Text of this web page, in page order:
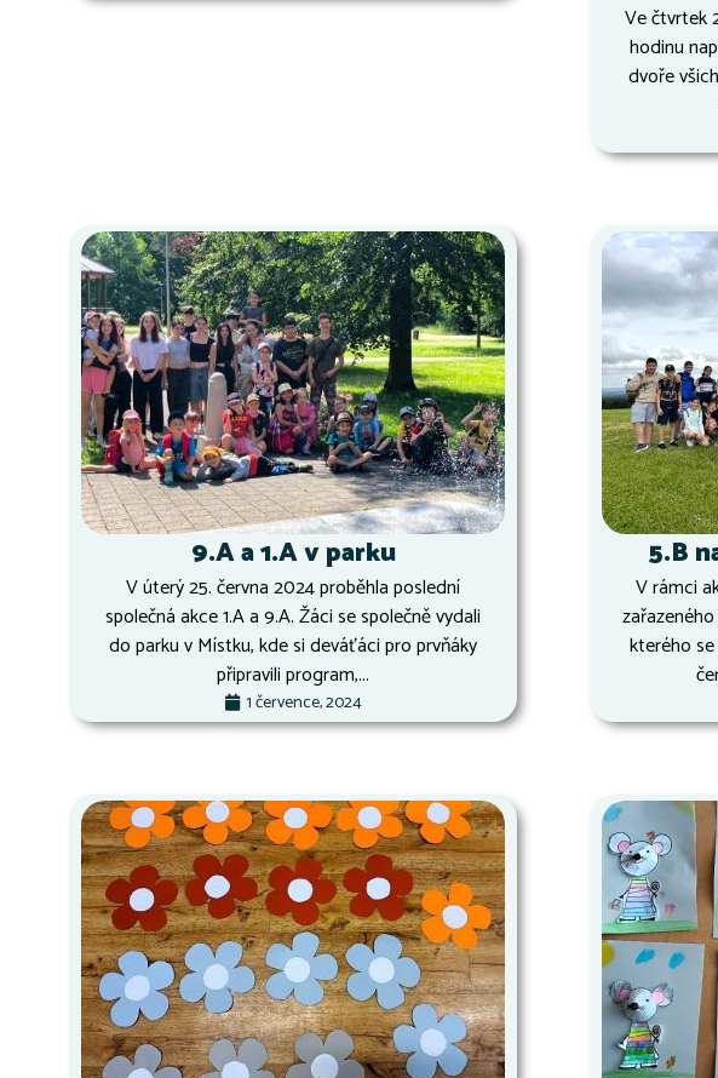
Ve čtvrtek
hodinu
dvoře
9.A a 1.A v parku
V úterý 25. června 2024 proběhla poslední
společná akce 1.A a 9.A. Žáci se společně vydali
do parku v Místku, kde si deváťáci pro prvňáky
připravili program,...
1 července, 2024
5.B
V rámci
kterého